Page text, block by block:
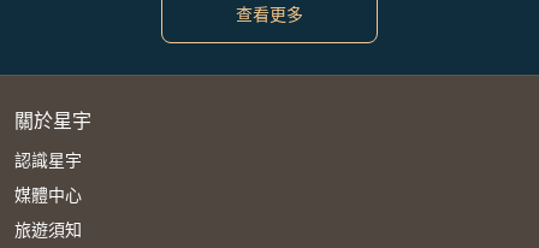
查看更多
關於星宇
認識星宇
媒體中心
旅遊須知